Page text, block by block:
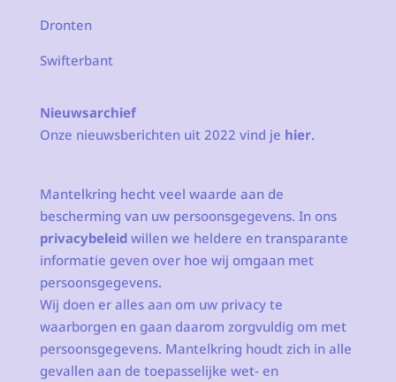
Dronten
Swifterbant
Nieuwsarchief
Onze nieuwsberichten uit 2022 vind je hier.
Mantelkring hecht veel waarde aan de
bescherming van uw persoonsgegevens. In ons
privacybeleidwillen we heldere en transparante
informatie geven over hoe wij omgaan met
persoonsgegevens.
Wij doen er alles aan om uw privacy te
waarborgen en gaan daarom zorgvuldig om met
persoonsgegevens. Mantelkring houdt zich in alle
gevallen aan de toepasselijke wet- en